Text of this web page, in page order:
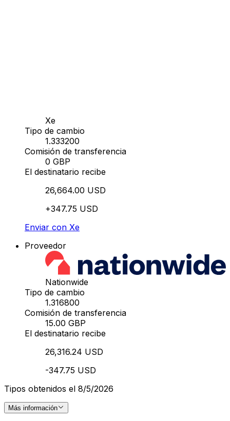
Xe
Tipo de cambio
1.333200
Comisión de transferencia
0 GBP
El destinatario recibe
26,664.00 USD
+347.75 USD
Enviar con Xe
Proveedor
Nationwide
Tipo de cambio
1.316800
Comisión de transferencia
15.00 GBP
El destinatario recibe
26,316.24 USD
-347.75 USD
Tipos obtenidos el 8/5/2026
Más información